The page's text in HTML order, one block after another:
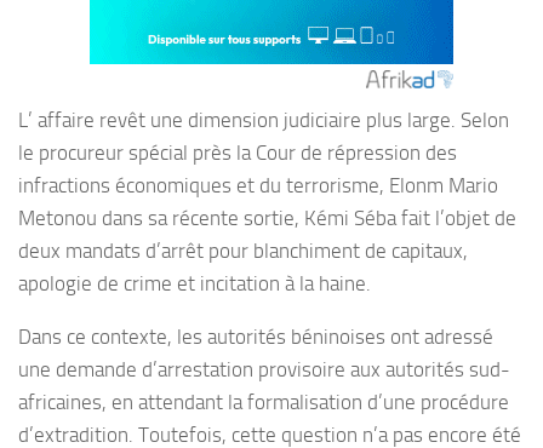
L’ affaire revêt une dimension judiciaire plus large. Selon
le procureur spécial près la Cour de répression des
infractions économiques et du terrorisme, Elonm Mario
Metonou dans sa récente sortie, Kémi Séba fait l’objet de
deux mandats d’arrêt pour blanchiment de capitaux,
apologie de crime et incitation à la haine.
Dans ce contexte, les autorités béninoises ont adressé
une demande d’arrestation provisoire aux autorités sud-
africaines, en attendant la formalisation d’une procédure
d’extradition. Toutefois, cette question n’a pas encore été